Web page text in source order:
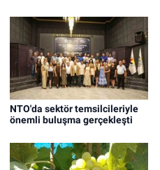
NTO'da sektör temsilcileriyle
önemli buluşma gerçekleşti